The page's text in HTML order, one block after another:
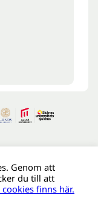
Genom att
du till att
finns här.